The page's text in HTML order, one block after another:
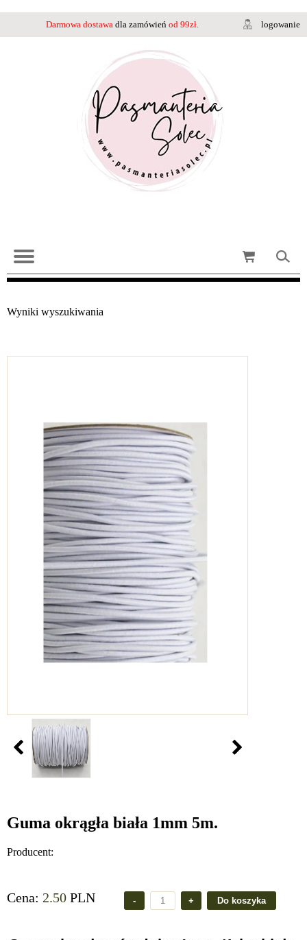
Darmowa dostawa dla zamówień od 99zł. logowanie
Wyniki wyszukiwania
Guma okrągła biała 1mm 5m.
Producent:
Cena: 2.50 PLN